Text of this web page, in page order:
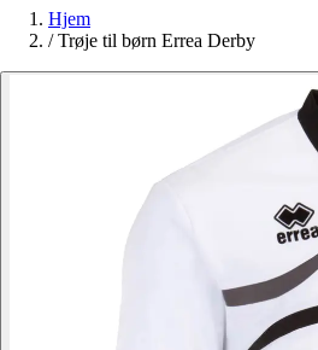
Hjem
/ Trøje til børn Errea Derby